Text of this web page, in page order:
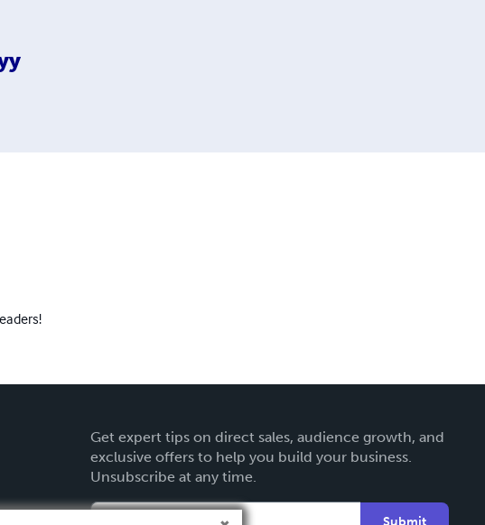
Get expert tips on direct sales, audience growth, and
exclusive offers to help you build your business.
Unsubscribe at any time.
Submit